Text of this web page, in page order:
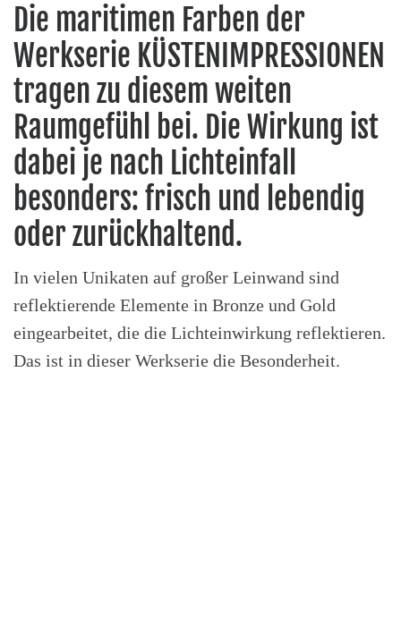
Die maritimen Farben der
Werkserie KÜSTENIMPRESSIONEN
tragen zu diesem weiten
Raumgefühl bei. Die Wirkung ist
dabei je nach Lichteinfall
besonders: frisch und lebendig
oder zurückhaltend.
In vielen Unikaten auf großer Leinwand sind
reflektierende Elemente in Bronze und Gold
eingearbeitet, die die Lichteinwirkung reflektieren.
Das ist in dieser Werkserie die Besonderheit.